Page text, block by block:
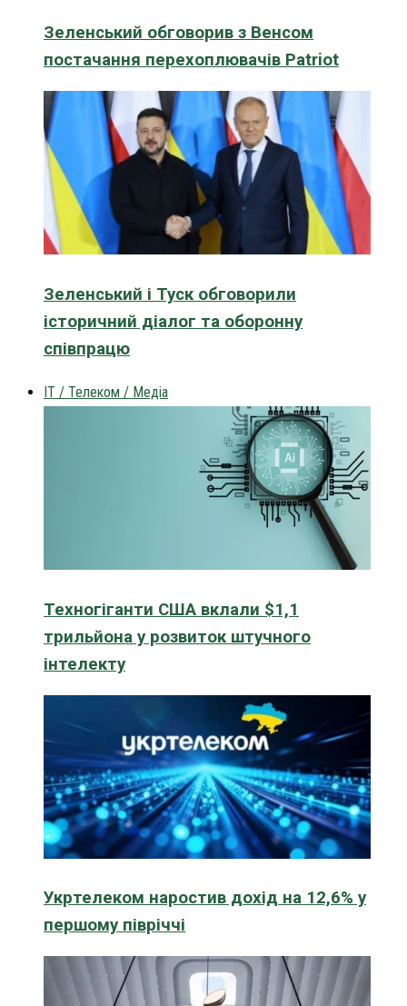
Зеленський обговорив з Венсом
постачання перехоплювачів Patriot
Зеленський і Туск обговорили
історичний діалог та оборонну
співпрацю
IT / Телеком / Медіа
Техногіганти США вклали $1,1
трильйона у розвиток штучного
інтелекту
Укртелеком наростив дохід на 12,6% у
першому півріччі